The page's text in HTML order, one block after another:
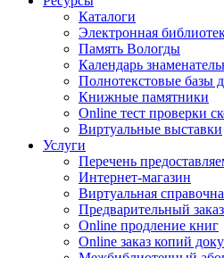
Каталоги
Электронная
Память Вологды
Календарь
Полнотекстовые базы
Книжные памятники
Online тест проверки
Виртуальные выставки
Услуги
Перечень
Интернет-магазин
Виртуальная
Предварительный
Online продление книг
Online заказ копий